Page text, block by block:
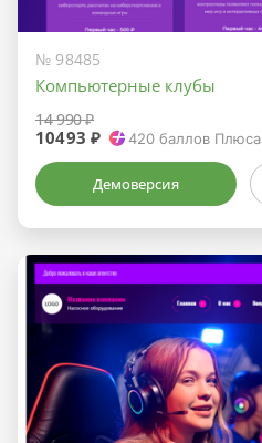
№ 98485
Компьютерные клубы
14 990 ₽
10493 ₽ 420 баллов Плюса
Демоверсия